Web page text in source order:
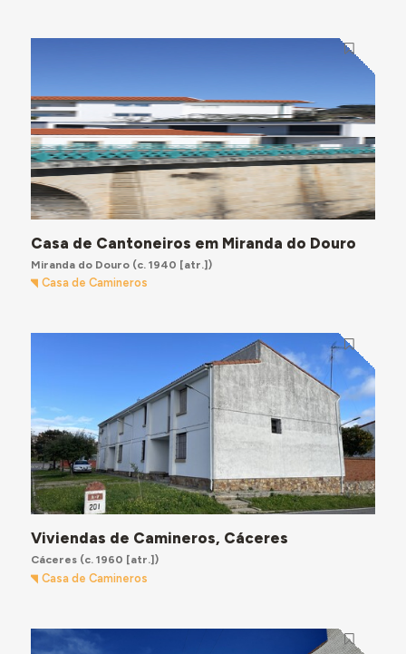
Casa de Cantoneiros em Miranda do Douro
Miranda do Douro(c. 1940 [atr.])
Casa de Camineros
Viviendas de Camineros, Cáceres
Cáceres(c. 1960 [atr.])
Casa de Camineros